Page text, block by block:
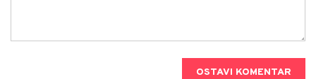
OSTAVI KOMENTAR